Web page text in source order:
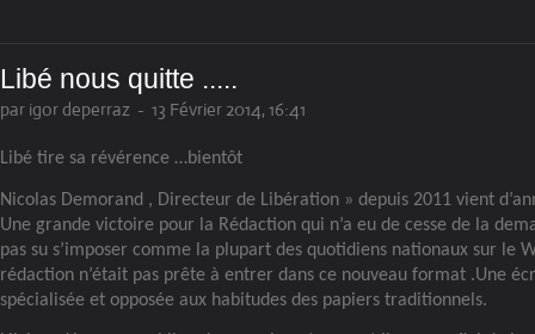
Libé nous quitte .....
par igor deperraz - 13 Février 2014, 16:41
Libé tire sa révérence …bientôt
Nicolas Demorand , Directeur de Libération » depuis 2011 vient
Une grande victoire pour la Rédaction qui n’a eu de cesse de la
pas su s’imposer comme la plupart des quotidiens nationaux sur le
rédaction n’était pas prête à entrer dans ce nouveau format .Une
spécialisée et opposée aux habitudes des papiers traditionnels.